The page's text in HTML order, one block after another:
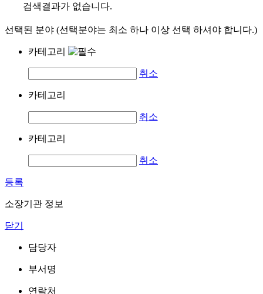
검색결과가 없습니다.
선택된 분야 (선택분야는 최소 하나 이상 선택 하셔야 합니다.)
카테고리
취소
카테고리
취소
카테고리
취소
등록
소장기관 정보
닫기
담당자
부서명
연락처